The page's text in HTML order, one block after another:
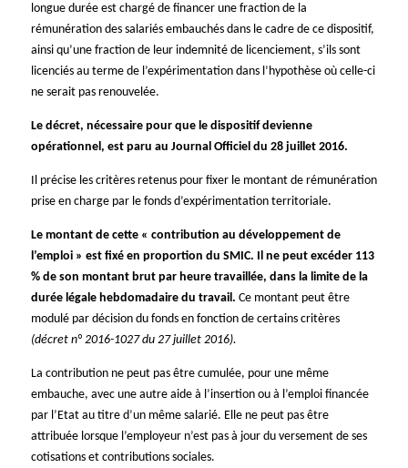
longue durée est chargé de financer une fraction de la
rémunération des salariés embauchés dans le cadre de ce dispositif,
ainsi qu’une fraction de leur indemnité de licenciement, s’ils sont
licenciés au terme de l’expérimentation dans l’hypothèse où celle-ci
ne serait pas renouvelée.
Le décret, nécessaire pour que le dispositif devienne
opérationnel, est paru au Journal Officiel du 28 juillet 2016.
Il précise les critères retenus pour fixer le montant de rémunération
prise en charge par le fonds d’expérimentation territoriale.
Le montant de cette « contribution au développement de
l’emploi » est fixé en proportion du SMIC. Il ne peut excéder 113
% de son montant brut par heure travaillée, dans la limite de la
durée légale hebdomadaire du travail. Ce montant peut être
modulé par décision du fonds en fonction de certains critères
(décret n° 2016-1027 du 27 juillet 2016).
La contribution ne peut pas être cumulée, pour une même
embauche, avec une autre aide à l’insertion ou à l’emploi financée
par l’Etat au titre d’un même salarié. Elle ne peut pas être
attribuée lorsque l’employeur n’est pas à jour du versement de ses
cotisations et contributions sociales.